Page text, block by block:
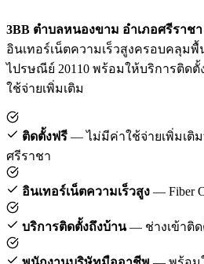
3BB ตำบลหนองขาม อำเภอศรีราช
อินเทอร์เน็ตความเร็วสูงครอบคลุม
ไปรษณีย์ 20110 พร้อมให้บริการติด
ใช้จ่ายเพิ่มเติม
ติดตั้งฟรี — ไม่มีค่าใช้จ่ายเพิ่มเติ
ศรีราชา
อินเทอร์เน็ตความเร็วสูง — Fiber
บริการติดตั้งถึงบ้าน— ช่างเข้าติ